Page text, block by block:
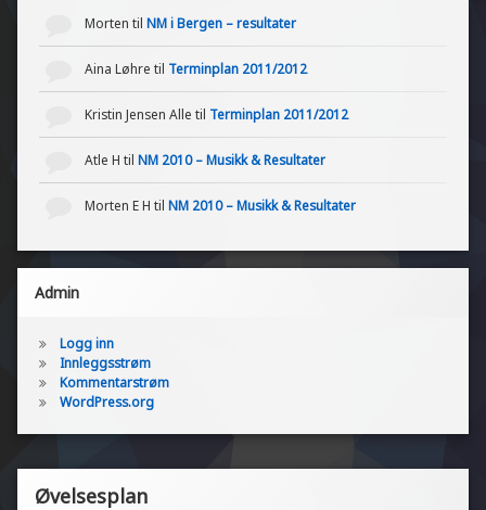
Morten til NM i Bergen – resultater
Aina Løhre til Terminplan 2011/2012
Kristin Jensen Alle til Terminplan 2011/2012
Atle H til NM 2010 – Musikk & Resultater
Morten E H til NM 2010 – Musikk & Resultater
Admin
Logg inn
Innleggsstrøm
Kommentarstrøm
WordPress.org
Øvelsesplan